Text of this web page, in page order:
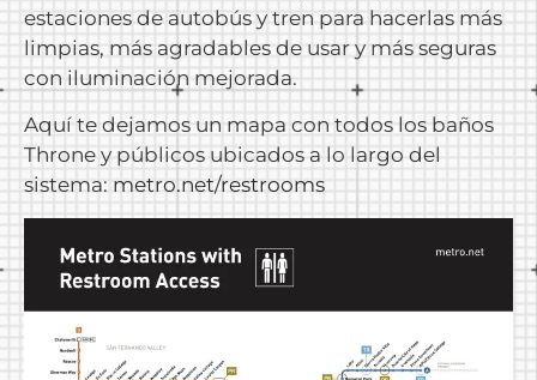
estaciones de autobús y tren para hacerlas más
limpias, más agradables de usar y más seguras
con iluminación mejorada.
Aquí te dejamos un mapa con todos los baños
Throne y públicos ubicados a lo largo del
sistema: metro.net/restrooms